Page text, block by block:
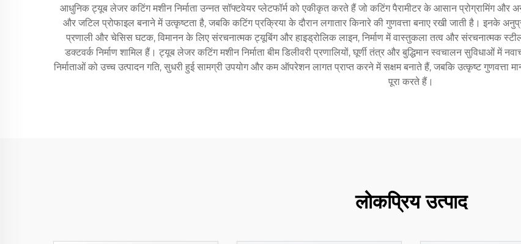
आधुनिक ट्यूब लेजर कटिंग मशीन निर्माता उन्नत सॉफ्टवेयर प्लेटफॉर्म को एकीकृत करते हैं जो कटिंग पैरामीटर के आसान प्रोग्रामिंग
और जटिल प्रोफाइल बनाने में उत्कृष्टता है, जबकि कटिंग प्रक्रिया के दौरान लगातार किनारे की गुणवत्ता बनाए रखी जाती है। इनके
प्रणाली और चेसिस घटक, विमानन के लिए संरचनात्मक ट्यूबिंग और हाइड्रोलिक लाइन, निर्माण में वास्तुकला तत्व और संरचनात्मक
डक्टवर्क निर्माण शामिल हैं। ट्यूब लेजर कटिंग मशीन निर्माता बीम डिलीवरी प्रणालियों, घूर्णी तंत्र और बुद्धिमान स्वचालन सुविधाओं
निर्माताओं को उच्च उत्पादन गति, सुधरी हुई सामग्री उपयोग और कम ऑपरेशन लागत प्राप्त करने में सक्षम बनाते हैं, जबकि उत्कृष्ट गुणवत्ता
पूरा करते हैं।
लोकप्रिय उत्पाद